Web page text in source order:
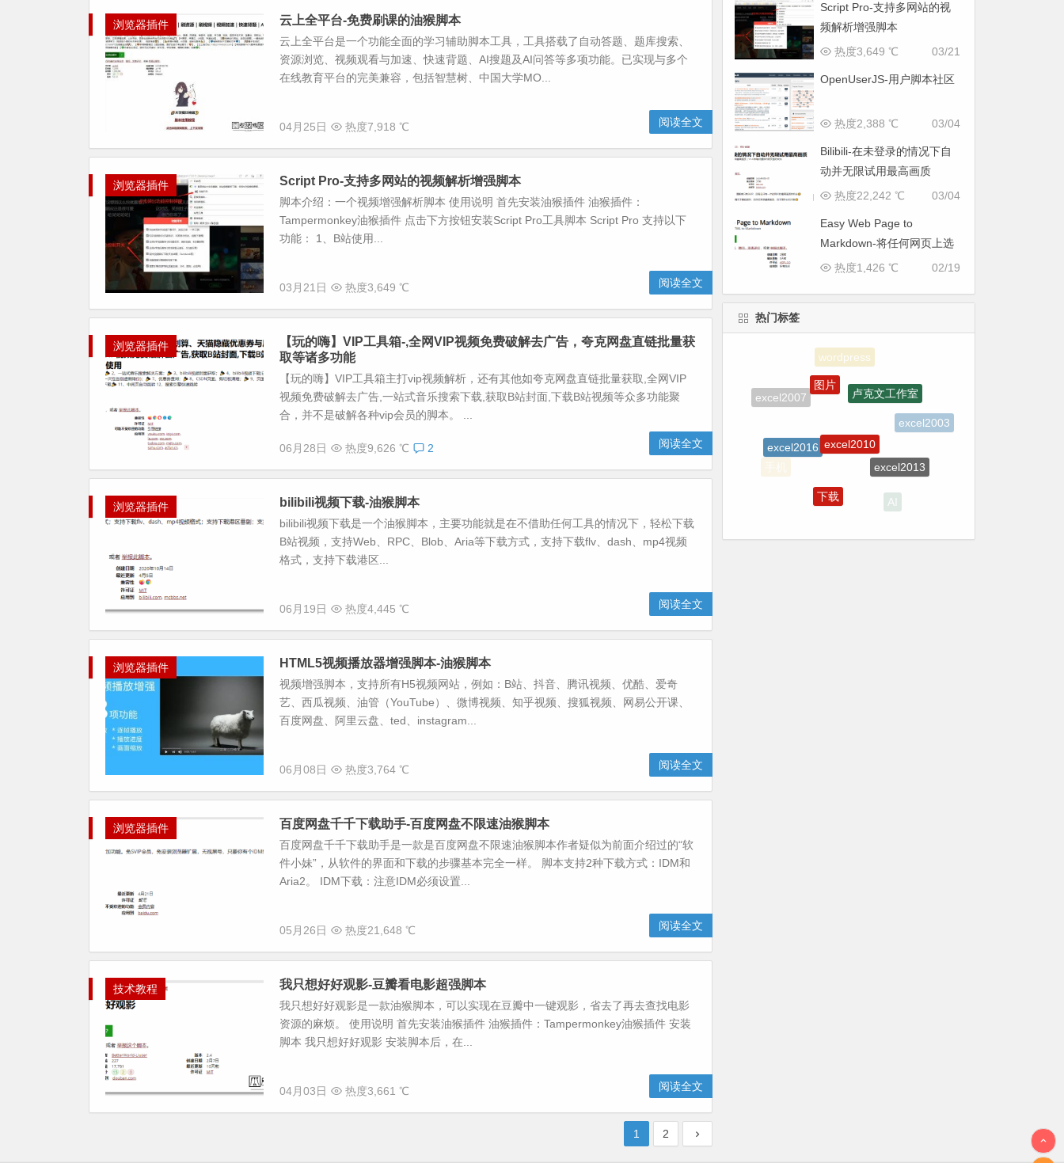
浏览器插件 云上全平台-免费刷课的油猴脚本
云上全平台是一个功能全面的学习辅助脚本工具，工具搭载了自动答题、题库搜索、
资源浏览、视频观看与加速、快速背题、AI搜题及AI问答等多项功能。已实现与多个
在线教育平台的完美兼容，包括智慧树、中国大学MO...
04月25日 热度7,918 ℃ 阅读全文
浏览器插件 Script Pro-支持多网站的视频解析增强脚本
脚本介绍：一个视频增强解析脚本 使用说明 首先安装油猴插件 油猴插件：
Tampermonkey油猴插件 点击下方按钮安装Script Pro工具脚本 Script Pro 支持以下
功能： 1、B站使用...
03月21日 热度3,649 ℃ 阅读全文
浏览器插件
【玩的嗨】VIP工具箱-,全网VIP视频免费破解去广告，夸克网盘直链批量获
取等诸多功能
【玩的嗨】VIP工具箱主打vip视频解析，还有其他如夸克网盘直链批量获取,全网VIP
视频免费破解去广告,一站式音乐搜索下载,获取B站封面,下载B站视频等众多功能聚
合，并不是破解各种vip会员的脚本。 ...
06月28日 热度9,626 ℃ 2 阅读全文
浏览器插件 bilibili视频下载-油猴脚本
bilibili视频下载是一个油猴脚本，主要功能就是在不借助任何工具的情况下，轻松下载
B站视频，支持Web、RPC、Blob、Aria等下载方式，支持下载flv、dash、mp4视频
格式，支持下载港区...
06月19日 热度4,445 ℃ 阅读全文
浏览器插件 HTML5视频播放器增强脚本-油猴脚本
视频增强脚本，支持所有H5视频网站，例如：B站、抖音、腾讯视频、优酷、爱奇
艺、西瓜视频、油管（YouTube）、微博视频、知乎视频、搜狐视频、网易公开课、
百度网盘、阿里云盘、ted、instagram...
06月08日 热度3,764 ℃ 阅读全文
浏览器插件 百度网盘千千下载助手-百度网盘不限速油猴脚本
百度网盘千千下载助手是一款是百度网盘不限速油猴脚本作者疑似为前面介绍过的“软
件小妹”，从软件的界面和下载的步骤基本完全一样。 脚本支持2种下载方式：IDM和
Aria2。 IDM下载：注意IDM必须设置...
05月26日 热度21,648 ℃ 阅读全文
技术教程 我只想好好观影-豆瓣看电影超强脚本
我只想好好观影是一款油猴脚本，可以实现在豆瓣中一键观影，省去了再去查找电影
资源的麻烦。 使用说明 首先安装油猴插件 油猴插件：Tampermonkey油猴插件 安装
脚本 我只想好好观影 安装脚本后，在...
04月03日 热度3,661 ℃ 阅读全文
1 2
Script Pro-支持多网站的视
频解析增强脚本
03/21
热度3,649 ℃
OpenUserJS-用户脚本社区
03/04
热度2,388 ℃
Bilibili-在未登录的情况下自
动并无限试用最高画质
03/04
热度22,242 ℃
Easy Web Page to
Markdown-将任何网页上选
定的 HTML 转换为
02/19
热度1,426 ℃
热门标签
excel2007
excel2003
excel2013
AI